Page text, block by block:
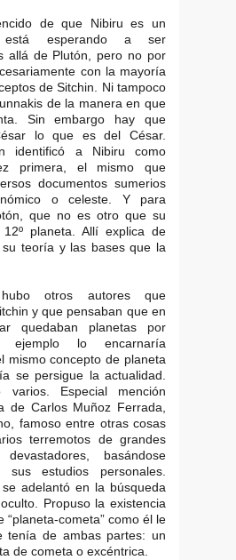
de que Nibiru es un
esperando a ser
allá de Plutón, pero no por
con la mayoría
de Sitchin. Ni tampoco
de la manera en que
Sin embargo hay que
lo que es del César.
identificó a Nibiru como
primera, el mismo que
documentos sumerios
o celeste. Y para
que no es otro que su
planeta. Allí explica de
teoría y las bases que la
otros autores que
y que pensaban que en
quedaban planetas por
ejemplo lo encarnaría
mismo concepto de planeta
se persigue la actualidad.
Especial mención
de Carlos Muñoz Ferrada,
famoso entre otras cosas
terremotos de grandes
basándose
sus estudios personales.
adelantó en la búsqueda
Propuso la existencia
“planeta-cometa” como él le
tenía de ambas partes: un
de cometa o excéntrica.